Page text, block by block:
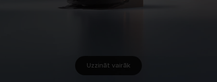
Uzzināt vairāk